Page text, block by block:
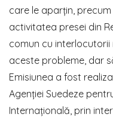
care le aparțin,
activitatea presei din
comun cu
aceste probleme, dar
Emisiunea a fost
Agenției Suedeze
Internațională, prin